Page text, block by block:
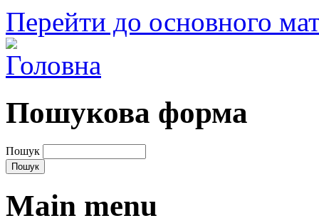
Перейти до основного
Пошукова форма
Пошук
Main menu